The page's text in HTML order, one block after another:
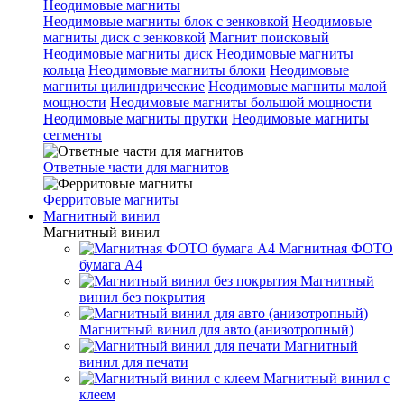
Неодимовые магниты
Неодимовые магниты блок с зенковкой Неодимовые
магниты диск с зенковкой Магнит поисковый
Неодимовые магниты диск Неодимовые магниты
кольца Неодимовые магниты блоки Неодимовые
магниты цилиндрические Неодимовые магниты малой
мощности Неодимовые магниты большой мощности
Неодимовые магниты прутки Неодимовые магниты
сегменты
Ответные части для магнитов
Ферритовые магниты
Магнитный винил
Магнитный винил
Магнитная ФОТО
бумага А4
Магнитный
винил без покрытия
Магнитный винил для авто (анизотропный)
Магнитный
винил для печати
Магнитный винил с
клеем